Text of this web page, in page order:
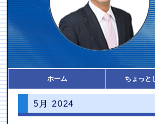
ホーム ちょっと
5月 2024